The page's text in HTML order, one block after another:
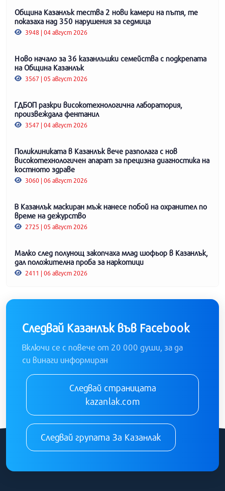
Община Казанлък тества 2 нови камери на пътя, те
показаха над 350 нарушения за седмица
3948 | 04 август 2026
Ново начало за 36 казанлъшки семейства с подкрепата
на Община Казанлък
3567 | 05 август 2026
ГДБОП разкри високотехнологична лаборатория,
произвеждала фентанил
3547 | 04 август 2026
Поликлиниката в Казанлък вече разполага с нов
високотехнологичен апарат за прецизна диагностика на
костното здраве
3060 | 06 август 2026
В Казанлък маскиран мъж нанесе побой на охранител по
време на дежурство
2725 | 05 август 2026
Малко след полунощ закопчаха млад шофьор в Казанлък,
дал положителна проба за наркотици
2411 | 06 август 2026
Следвай Казанлък във Facebook
Включи се с повече от 20 000 души, за да
си винаги информиран
Следвай страницата
kazanlak.com
Следвай групата За Казанлак